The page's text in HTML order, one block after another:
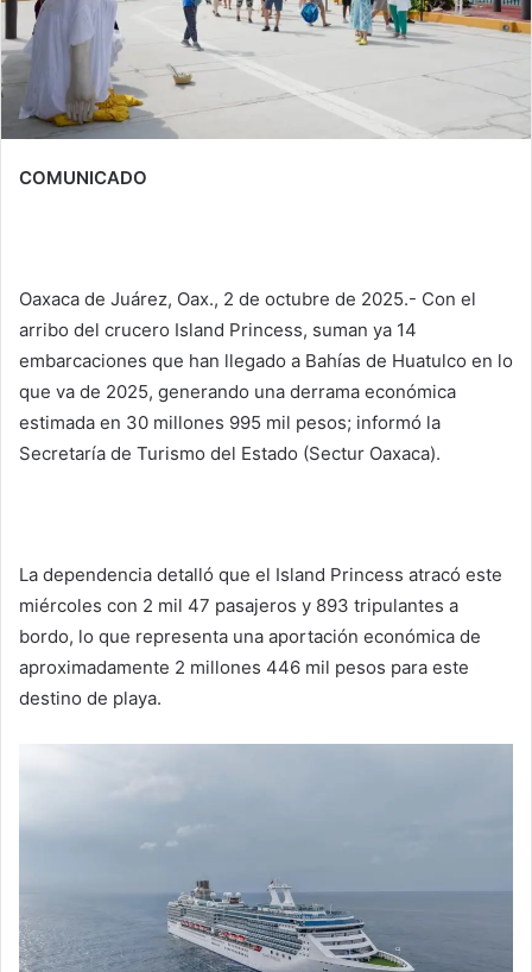
COMUNICADO
Oaxaca de Juárez, Oax., 2 de octubre de 2025.- Con el
arribo del crucero Island Princess, suman ya 14
embarcaciones que han llegado a Bahías de Huatulco en lo
que va de 2025, generando una derrama económica
estimada en 30 millones 995 mil pesos; informó la
Secretaría de Turismo del Estado (Sectur Oaxaca).
La dependencia detalló que el Island Princess atracó este
miércoles con 2 mil 47 pasajeros y 893 tripulantes a
bordo, lo que representa una aportación económica de
aproximadamente 2 millones 446 mil pesos para este
destino de playa.